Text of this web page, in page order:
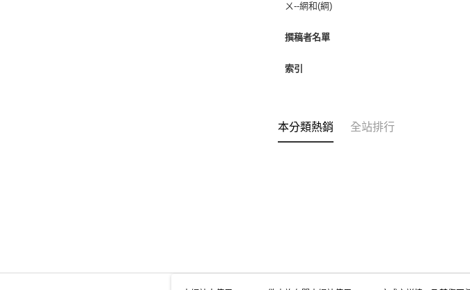
ㄨ--網和(綱)
撰稿者名單
索引
本分類熱銷 全站排行